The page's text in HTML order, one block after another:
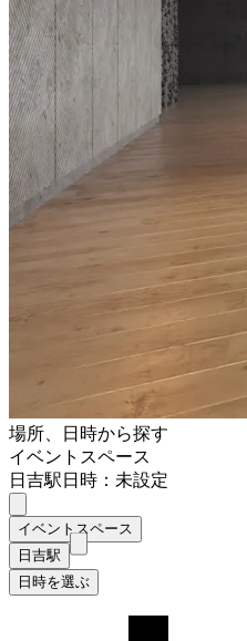
場所、日時から探す
イベントスペース
日吉駅日時：未設定
イベントスペース
日吉駅
日時を選ぶ